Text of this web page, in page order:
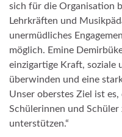
sich für die Organisation
Lehrkräften und
unermüdliches
möglich. Emine
einzigartige Kraft, soziale
überwinden und eine
Unser oberstes Ziel ist
Schülerinnen und Schüler
unterstützen.“